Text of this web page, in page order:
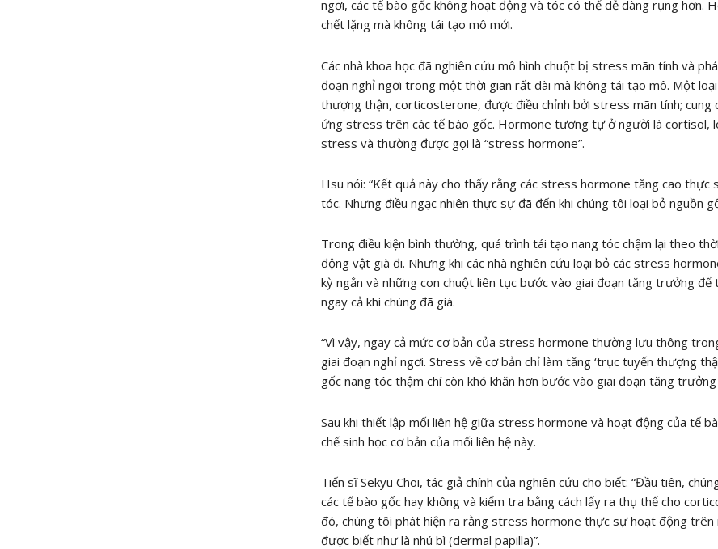
ngơi, các tế bào gốc không hoạt động và tóc có thể dễ dàng rụng hơn.
chết lặng mà không tái tạo mô mới.
Các nhà khoa học đã nghiên cứu mô hình chuột bị stress mãn tính và
đoạn nghỉ ngơi trong một thời gian rất dài mà không tái tạo mô. Một
thượng thận, corticosterone, được điều chỉnh bởi stress mãn tính;
ứng stress trên các tế bào gốc. Hormone tương tự ở người là cortisol,
stress và thường được gọi là “stress hormone”.
Hsu nói: “Kết quả này cho thấy rằng các stress hormone tăng cao
tóc. Nhưng điều ngạc nhiên thực sự đã đến khi chúng tôi loại bỏ nguồn
Trong điều kiện bình thường, quá trình tái tạo nang tóc chậm lại theo
động vật già đi. Nhưng khi các nhà nghiên cứu loại bỏ các stress
kỳ ngắn và những con chuột liên tục bước vào giai đoạn tăng trưởng
ngay cả khi chúng đã già.
“Vì vậy, ngay cả mức cơ bản của stress hormone thường lưu thông
giai đoạn nghỉ ngơi. Stress về cơ bản chỉ làm tăng ‘trục tuyến thượng
gốc nang tóc thậm chí còn khó khăn hơn bước vào giai đoạn tăng
Sau khi thiết lập mối liên hệ giữa stress hormone và hoạt động của tế
chế sinh học cơ bản của mối liên hệ này.
Tiến sĩ Sekyu Choi, tác giả chính của nghiên cứu cho biết: “Đầu tiên,
các tế bào gốc hay không và kiểm tra bằng cách lấy ra thụ thể cho
đó, chúng tôi phát hiện ra rằng stress hormone thực sự hoạt động
được biết như là nhú bì (dermal papilla)”.